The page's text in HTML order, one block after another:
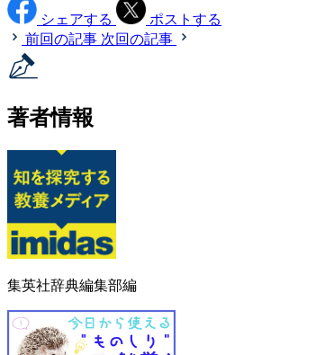
シェアする
ポストする
前回の記事 次回の記事
著者情報
集英社辞典編集部編